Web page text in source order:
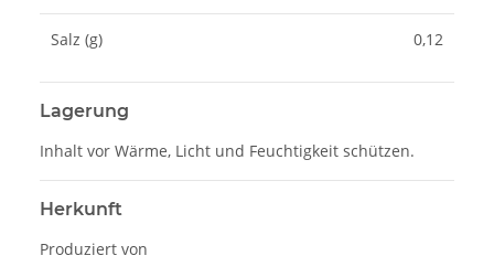
Salz (g) 0,12
Lagerung
Inhalt vor Wärme, Licht und Feuchtigkeit schützen.
Herkunft
Produziert von